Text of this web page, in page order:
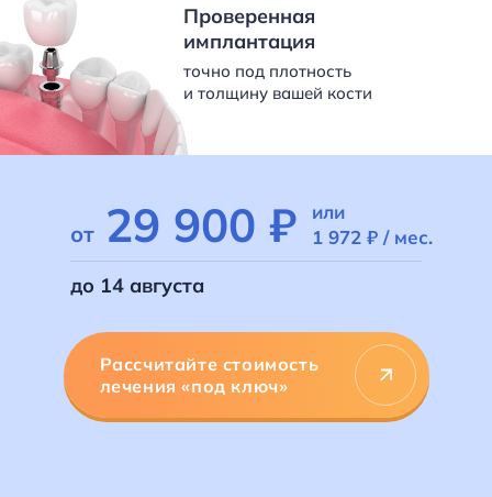
Проверенная
имплантация
точно под плотность
и толщину вашей кости
Рассчитайте стоимость
лечения «под ключ»
от 29 900 ₽
или
1 972 ₽ / мес.
до 14 августа